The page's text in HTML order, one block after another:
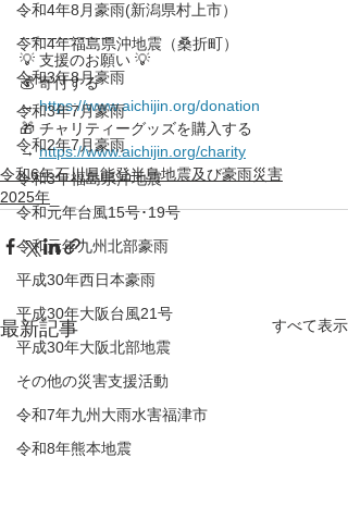
令和4年8月豪雨(新潟県村上市）
令和4年福島県沖地震（桑折町）
令和3年8月豪雨
令和3年7月豪雨
令和2年7月豪雨
令和3年福島県沖地震
令和元年台風15号･19号
令和元年九州北部豪雨
平成30年西日本豪雨
平成30年大阪台風21号
平成30年大阪北部地震
その他の災害支援活動
令和7年九州大雨水害福津市
令和8年熊本地震
-----------------
💡 支援のお願い 💡
💰 寄付する
→ https://www.aichijin.org/donation
🎁 チャリティーグッズを購入する
→ https://www.aichijin.org/charity
令和6年石川県能登半島地震及び豪雨災害
2025年
最新記事 すべて表示